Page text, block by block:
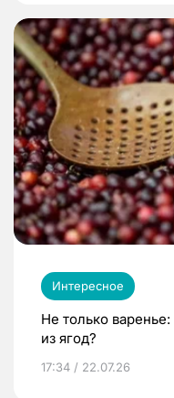
Интересное
Не только
из ягод?
17:34 / 22.07.26